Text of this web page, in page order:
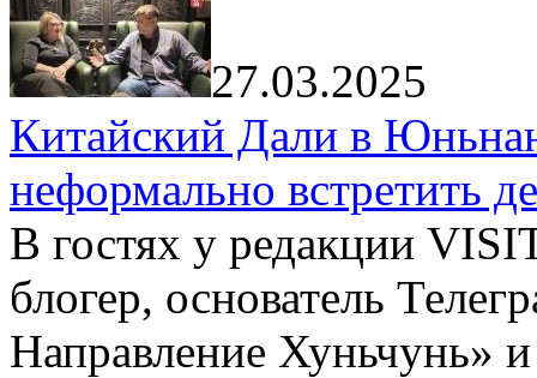
27.03.2025
Китайский Дали в
неформально встретить
В гостях у редакции
блогер, основатель
Направление Хуньчунь»